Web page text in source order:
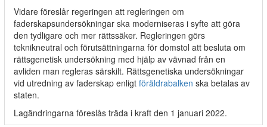
Vidare föreslår regeringen att regleringen om
faderskapsundersökningar ska moderniseras i syfte att göra
den tydligare och mer rättssäker. Regleringen görs
teknikneutral och förutsättningarna för domstol att besluta om
rättsgenetisk undersökning med hjälp av vävnad från en
avliden man regleras särskilt. Rättsgenetiska undersökningar
vid utredning av faderskap enligt föräldrabalken ska betalas av
staten.
Lagändringarna föreslås träda i kraft den 1 januari 2022.